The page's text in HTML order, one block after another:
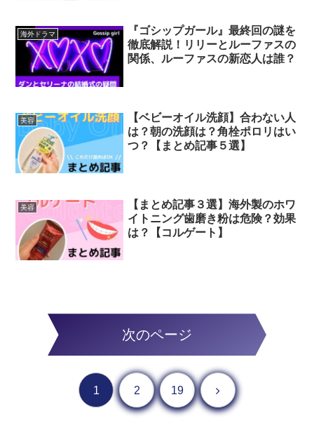
海外ドラマ
『ゴシップガール』最終回の謎を
徹底解説！リリーとルーファスの
関係、ルーファスの新恋人は誰？
美容
【ベビーオイル洗顔】合わない人
は？朝の洗顔は？角栓ポロリはい
つ？【まとめ記事５選】
美容
【まとめ記事３選】海外製のホワ
イトニング歯磨き粉は危険？効果
は？【コルゲート】
次のページ
1 2 19 次へ